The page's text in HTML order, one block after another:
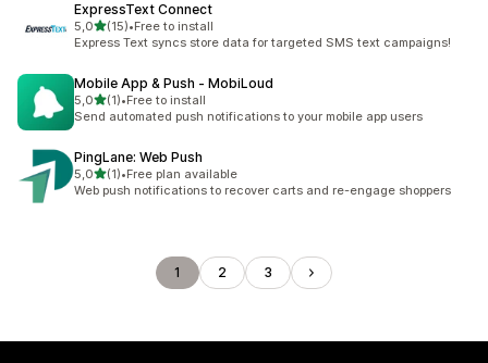
ExpressText Connect
5,05 yıldız üzerinden
(15)
toplam 15 değerlendirme
•Free to install
Express Text syncs store data for targeted SMS text campaigns!
Mobile App & Push ‑ MobiLoud
5,05 yıldız üzerinden
(1)
toplam 1 değerlendirme
•Free to install
Send automated push notifications to your mobile app users
PingLane: Web Push
5,05 yıldız üzerinden
(1)
toplam 1 değerlendirme
•Free plan available
Web push notifications to recover carts and re-engage shoppers
1 2 3